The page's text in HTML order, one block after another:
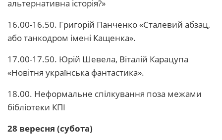
альтернативна історія?»
16.00-16.50. Григорій Панченко «Сталевий абзац,
або танкодром імені Кащенка».
17.00-17.50. Юрій Шевела, Віталій Карацупа
«Новітня українська фантастика».
18.00. Неформальне спілкування поза межами
бібліотеки КПІ
28 вересня (субота)